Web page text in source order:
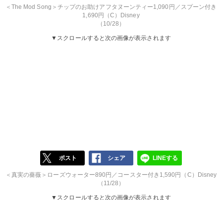
＜The Mod Song＞チップのお助けアフタヌーンティー1,090円／スプーン付き
1,690円（C）Disney
（10/28）
▼スクロールすると次の画像が表示されます
ポスト シェア LINEする
＜真実の薔薇＞ローズウォーター890円／コースター付き1,590円（C）Disney
（11/28）
▼スクロールすると次の画像が表示されます